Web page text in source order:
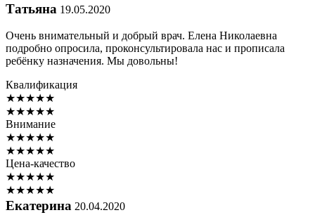
Татьяна 19.05.2020
Очень внимательный и добрый врач. Елена Николаевна
подробно опросила, проконсультировала нас и прописала
ребёнку назначения. Мы довольны!
Квалификация
★★★★★
★★★★★
Внимание
★★★★★
★★★★★
Цена-качество
★★★★★
★★★★★
Екатерина 20.04.2020